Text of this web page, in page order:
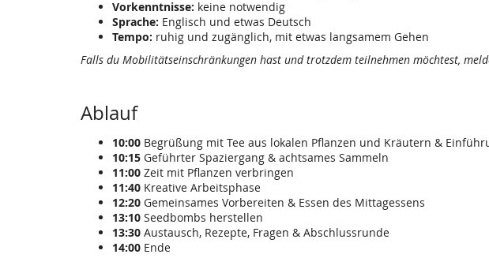
Vorkenntnisse: keine notwendig
Sprache: Englisch und etwas Deutsch
Tempo: ruhig und zugänglich, mit etwas langsamem Gehen
Falls du Mobilitätseinschränkungen hast und trotzdem teilnehmen möchtest,
Ablauf
10:00 Begrüßung mit Tee aus lokalen Pflanzen und Kräutern &
10:15 Geführter Spaziergang & achtsames Sammeln
11:00 Zeit mit Pflanzen verbringen
11:40 Kreative Arbeitsphase
12:20 Gemeinsames Vorbereiten & Essen des Mittagessens
13:10 Seedbombs herstellen
13:30 Austausch, Rezepte, Fragen & Abschlussrunde
14:00 Ende